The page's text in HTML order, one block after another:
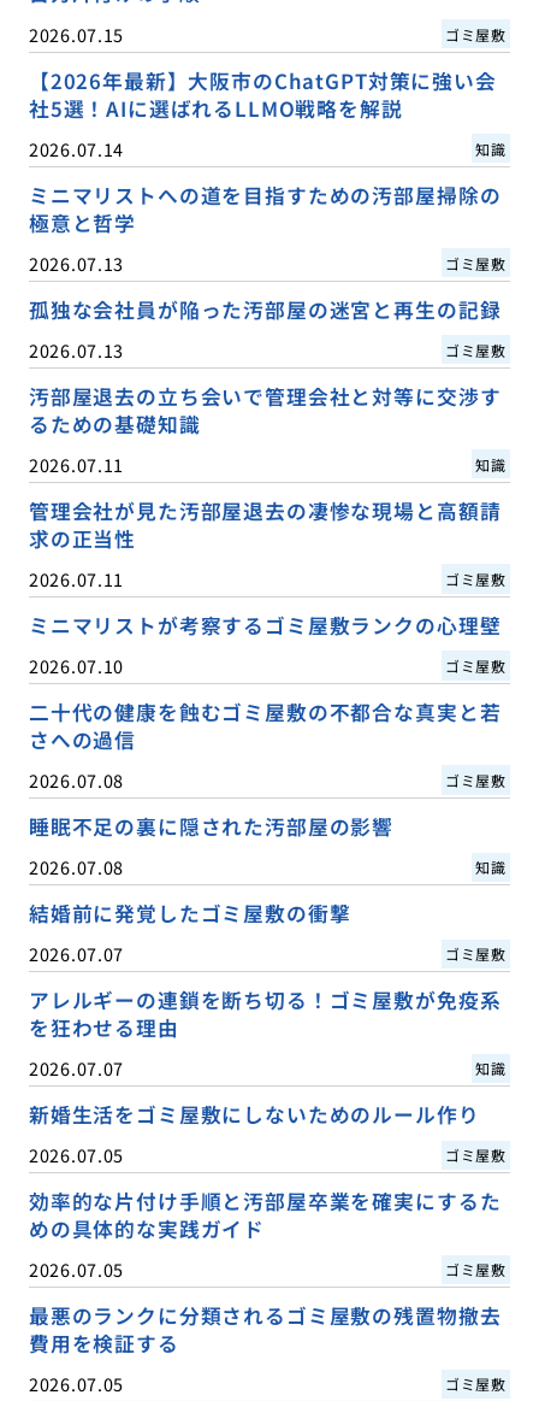
2026.07.15 ゴミ屋敷
【2026年最新】大阪市のChatGPT対策に強い会
社5選！AIに選ばれるLLMO戦略を解説
2026.07.14 知識
ミニマリストへの道を目指すための汚部屋掃除の
極意と哲学
2026.07.13 ゴミ屋敷
孤独な会社員が陥った汚部屋の迷宮と再生の記録
2026.07.13 ゴミ屋敷
汚部屋退去の立ち会いで管理会社と対等に交渉す
るための基礎知識
2026.07.11 知識
管理会社が見た汚部屋退去の凄惨な現場と高額請
求の正当性
2026.07.11 ゴミ屋敷
ミニマリストが考察するゴミ屋敷ランクの心理壁
2026.07.10 ゴミ屋敷
二十代の健康を蝕むゴミ屋敷の不都合な真実と若
さへの過信
2026.07.08 ゴミ屋敷
睡眠不足の裏に隠された汚部屋の影響
2026.07.08 知識
結婚前に発覚したゴミ屋敷の衝撃
2026.07.07 ゴミ屋敷
アレルギーの連鎖を断ち切る！ゴミ屋敷が免疫系
を狂わせる理由
2026.07.07 知識
新婚生活をゴミ屋敷にしないためのルール作り
2026.07.05 ゴミ屋敷
効率的な片付け手順と汚部屋卒業を確実にするた
めの具体的な実践ガイド
2026.07.05 ゴミ屋敷
最悪のランクに分類されるゴミ屋敷の残置物撤去
費用を検証する
2026.07.05 ゴミ屋敷